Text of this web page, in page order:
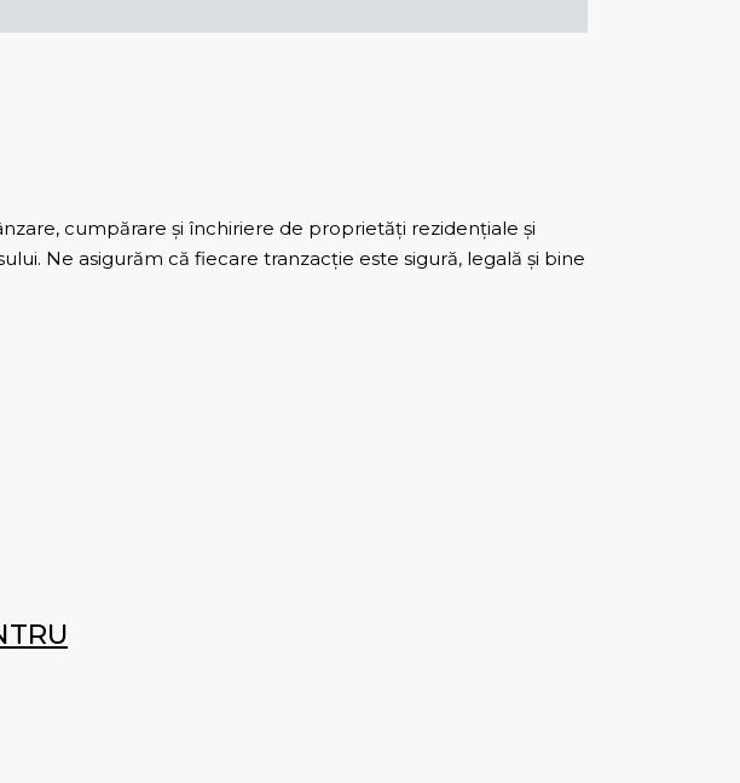
cumpărare și închiriere de proprietăți rezidențiale și
Ne asigurăm că fiecare tranzacție este sigură, legală și bine